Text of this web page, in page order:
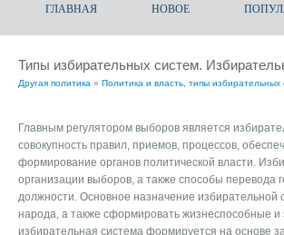
ГЛАВНАЯ НОВОЕ
Типы избирательных систем.
Другая политика » Политика и власть, типы избирательных
Главным регулятором выборов является
совокупность правил, приемов, процессов,
формирование органов политической власти.
организации выборов, а также способы перевода
должности. Основное назначение избирательной
народа, а также сформировать жизнеспособные
избирательная система формируется на основе